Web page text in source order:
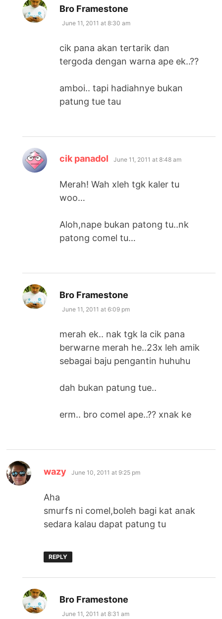
Bro Framestone
June 11, 2011 at 8:30 am
cik pana akan tertarik dan
tergoda dengan warna ape ek..??
amboi.. tapi hadiahnye bukan
patung tue tau
cik panadol says:
June 11, 2011 at 8:48 am
Merah! Wah xleh tgk kaler tu
woo…
Aloh,nape bukan patong tu..nk
patong comel tu…
Bro Framestone
June 11, 2011 at 6:09 pm
merah ek.. nak tgk la cik pana
berwarne merah he..23x leh amik
sebagai baju pengantin huhuhu
dah bukan patung tue..
erm.. bro comel ape..?? xnak ke
wazy says:
June 10, 2011 at 9:25 pm
Aha
smurfs ni comel,boleh bagi kat anak
sedara kalau dapat patung tu
REPLY
Bro Framestone
June 11, 2011 at 8:31 am